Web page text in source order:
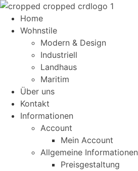
Home
Wohnstile
Modern & Design
Industriell
Landhaus
Maritim
Über uns
Kontakt
Informationen
Account
Mein Account
Allgemeine Informationen
Preisgestaltung